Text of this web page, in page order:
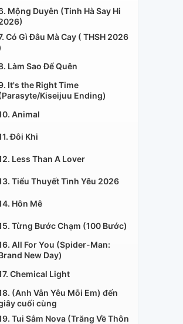
Mộng Duyên (Tinh Hà Say Hi
Có Gì Đâu Mà Cay ( THSH 2026
Làm Sao Để Quên
It's the Right Time
Kiseijuu Ending)
Animal
Đôi Khi
Less Than A Lover
Tiểu Thuyết Tình Yêu 2026
Hôn Mê
Từng Bước Chạm (100 Bước)
All For You (Spider-Man:
New Day)
Chemical Light
(Anh Vẫn Yêu Mỗi Em) đến
cuối cùng
Tui Sắm Nova (Trăng Về Thôn